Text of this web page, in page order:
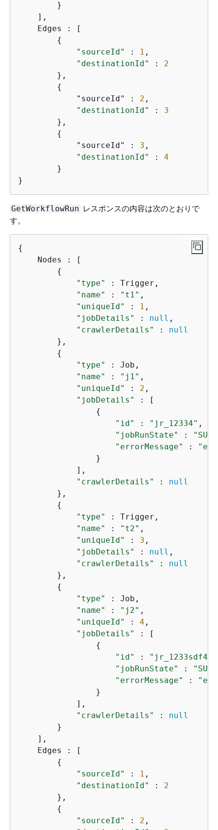
        }
    ],
    Edges : [
{
"sourceId"
: 1 ,
"destinationId"
: 2
        },
{
            "sourceId" :
2 ,
"destinationId"
: 3
        },
{
            "sourceId" :
3 ,
"destinationId"
: 4
        }
}
GetWorkflowRun レスポンスの内容は次のとおりで
す。
{
    Nodes : [
{
"type"
: Trigger,
"name"
: "t1" ,
"uniqueId"
: 1 ,
"jobDetails"
: null ,
"crawlerDetails"
: null
        },
{
"type"
: Job,
"name"
: "j1" ,
"uniqueId"
: 2 ,
"jobDetails"
: [
{
"id"
: "jr_12334" ,
"jobRunState"
:
"errorMessage"
:
                }
            ],
"crawlerDetails"
: null
        },
{
"type"
: Trigger,
"name"
: "t2" ,
"uniqueId"
: 3 ,
"jobDetails"
: null ,
"crawlerDetails"
: null
        },
{
"type"
: Job,
"name"
: "j2" ,
"uniqueId"
: 4 ,
"jobDetails"
: [
{
"id"
: "jr_1233sdf4"
"jobRunState"
:
"errorMessage"
:
                }
            ],
"crawlerDetails"
: null
        }
    ],
    Edges : [
{
"sourceId"
: 1 ,
"destinationId"
: 2
        },
{
"sourceId"
: 2 ,